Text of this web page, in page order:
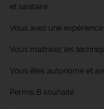
et sanitaire.
Vous avez une
Vous maitrisez les
Vous êtes autonome et
Permis B souhaité